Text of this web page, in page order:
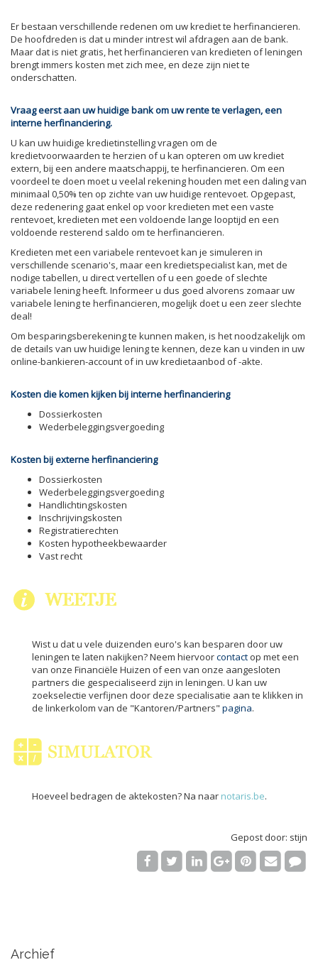
Er bestaan verschillende redenen om uw krediet te herfinancieren.
De hoofdreden is dat u minder intrest wil afdragen aan de bank.
Maar dat is niet gratis, het herfinancieren van kredieten of leningen
brengt immers kosten met zich mee, en deze zijn niet te
onderschatten.
Vraag eerst aan uw huidige bank om uw rente te verlagen, een
interne herfinanciering.
U kan uw huidige kredietinstelling vragen om de
kredietvoorwaarden te herzien of u kan opteren om uw krediet
extern, bij een andere maatschappij, te herfinancieren. Om een
voordeel te doen moet u veelal rekening houden met een daling van
minimaal 0,50% ten op zichte van uw huidige rentevoet. Opgepast,
deze redenering gaat enkel op voor kredieten met een vaste
rentevoet, kredieten met een voldoende lange looptijd en een
voldoende resterend saldo om te herfinancieren.
Kredieten met een variabele rentevoet kan je simuleren in
verschillende scenario's, maar een kredietspecialist kan, met de
nodige tabellen, u direct vertellen of u een goede of slechte
variabele lening heeft. Informeer u dus goed alvorens zomaar uw
variabele lening te herfinancieren, mogelijk doet u een zeer slechte
deal!
Om besparingsberekening te kunnen maken, is het noodzakelijk om
de details van uw huidige lening te kennen, deze kan u vinden in uw
online-bankieren-account of in uw kredietaanbod of -akte.
Kosten die komen kijken bij interne herfinanciering
Dossierkosten
Wederbeleggingsvergoeding
Kosten bij externe herfinanciering
Dossierkosten
Wederbeleggingsvergoeding
Handlichtingskosten
Inschrijvingskosten
Registratierechten
Kosten hypotheekbewaarder
Vast recht
Wist u dat u vele duizenden euro's kan besparen door uw
leningen te laten nakijken? Neem hiervoorcontact op met een
van onze Financiële Huizen of een van onze aangesloten
partners die gespecialiseerd zijn in leningen. U kan uw
zoekselectie verfijnen door deze specialisatie aan te klikken in
de linkerkolom van de "Kantoren/Partners" pagina.
Hoeveel bedragen de aktekosten? Na naar notaris.be.
Gepost door: stijn
Archief